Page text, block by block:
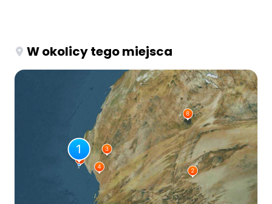
W okolicy tego miejsca